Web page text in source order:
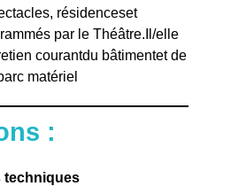
résidenceset
par le Théâtre.Il/elle
courantdu bâtimentet de
matériel
:
techniques